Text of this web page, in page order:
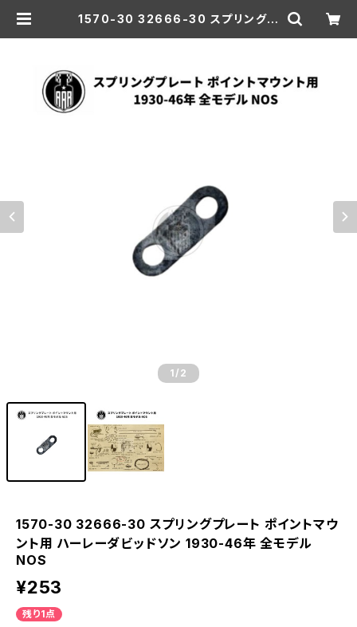
1570-30 32666-30 スプリングプ
1 /2
1570-30 32666-30 スプリングプレート ポイントマウ
ント用 ハーレーダビッドソン 1930-46年 全モデル
NOS
¥253
残り1点